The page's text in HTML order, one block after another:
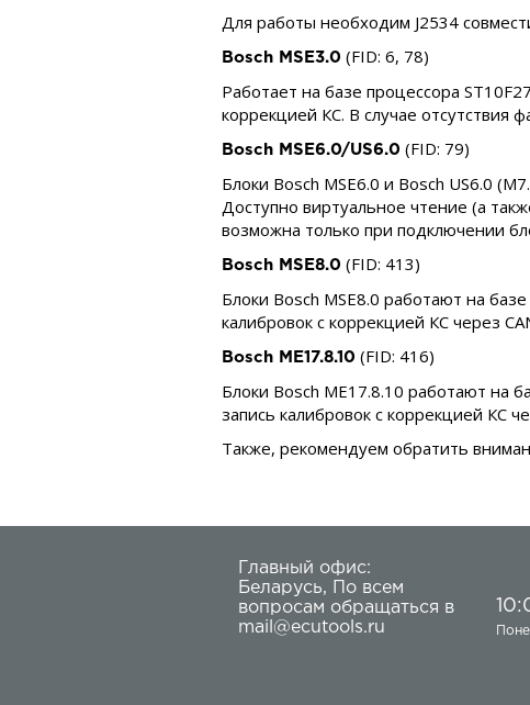
Для работы необходим J2534
Bosch MSE3.0 (FID: 6, 78)
Работает на базе процессора
коррекцией КС. В случае отсутствия
Bosch MSE6.0/US6.0 (FID: 79)
Блоки Bosch MSE6.0 и Bosch US6.0
Доступно виртуальное чтение (а
возможна только при подключении
Bosch MSE8.0 (FID: 413)
Блоки Bosch MSE8.0 работают на
калибровок с коррекцией КС через
Bosch ME17.8.10 (FID: 416)
Блоки Bosch ME17.8.10 работают на
запись калибровок с коррекцией КС
Также, рекомендуем обратить
Главный офис:
Беларусь,
По всем
вопросам обращаться в
mail@ecutools.ru